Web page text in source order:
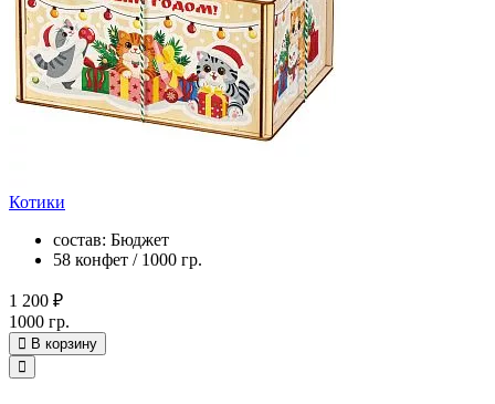
Котики
состав: Бюджет
58 конфет / 1000 гр.
1 200 ₽
1000 гр.
В корзину